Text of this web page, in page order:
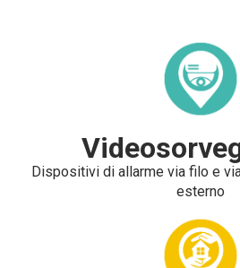
Dispositivi di allarme via filo e
esterno